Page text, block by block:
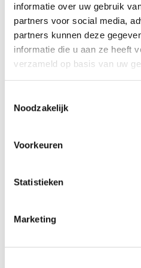
informatie over uw gebruik
partners voor social media,
partners kunnen deze
informatie die u aan ze heeft
verzameld op basis van uw
Noodzakelijk
Voorkeuren
Statistieken
Marketing
Voorspellend
Het OpenToControl